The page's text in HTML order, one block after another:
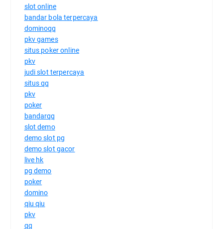
slot online
bandar bola terpercaya
dominoqq
pkv games
situs poker online
pkv
judi slot terpercaya
situs qq
pkv
poker
bandarqq
slot demo
demo slot pg
demo slot gacor
live hk
pg demo
poker
domino
qiu qiu
pkv
qq